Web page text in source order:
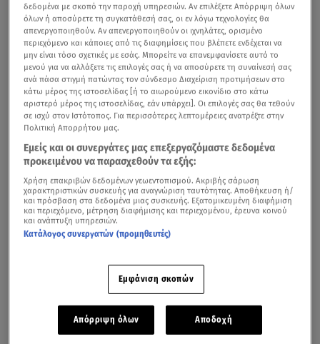
Νέος συναγερμός για τον κορωνοϊό και τη μετάλλαξη «Eris» - Ποιοι
κινδυνεύουν - Τι θα γίνει με τα εμβόλια / Βίντεο από ΣΚΑΪ
δεδομένα με σκοπό την παροχή υπηρεσιών. Αν επιλέξετε Απόρριψη όλων
όλων ή αποσύρετε τη συγκατάθεσή σας, οι εν λόγω τεχνολογίες θα
απενεργοποιηθούν. Αν απενεργοποιηθούν οι ιχνηλάτες, ορισμένο
περιεχόμενο και κάποιες από τις διαφημίσεις που βλέπετε ενδέχεται να
μην είναι τόσο σχετικές με εσάς. Μπορείτε να επανεμφανίσετε αυτό το
μενού για να αλλάξετε τις επιλογές σας ή να αποσύρετε τη συναίνεσή σας
ανά πάσα στιγμή πατώντας τον σύνδεσμο Διαχείριση προτιμήσεων στο
κάτω μέρος της ιστοσελίδας [ή το αιωρούμενο εικονίδιο στο κάτω
αριστερό μέρος της ιστοσελίδας, εάν υπάρχει]. Οι επιλογές σας θα τεθούν
σε ισχύ στον Ιστότοπος. Για περισσότερες λεπτομέρειες ανατρέξτε στην
Πολιτική Απορρήτου μας.
Εμείς και οι συνεργάτες μας επεξεργαζόμαστε δεδομένα
προκειμένου να παρασχεθούν τα εξής:
Χρήση επακριβών δεδομένων γεωεντοπισμού. Ακριβής σάρωση
χαρακτηριστικών συσκευής για αναγνώριση ταυτότητας. Αποθήκευση ή/
και πρόσβαση στα δεδομένα μιας συσκευής. Εξατομικευμένη διαφήμιση
και περιεχόμενο, μέτρηση διαφήμισης και περιεχομένου, έρευνα κοινού
και ανάπτυξη υπηρεσιών.
Κατάλογος συνεργατών (προμηθευτές)
Εμφάνιση σκοπών
Απόρριψη όλων Αποδοχή